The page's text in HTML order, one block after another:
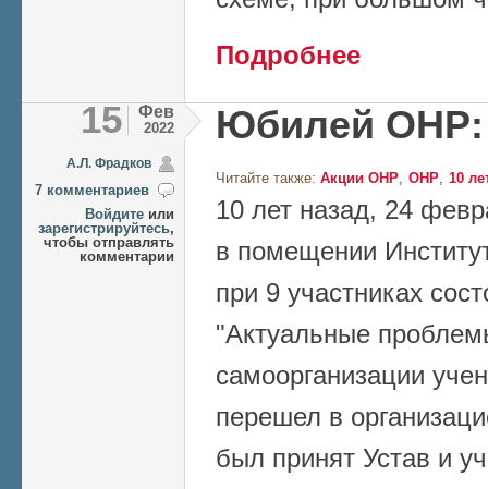
Подробнее
15 Фев
2022
А.Л. Фрадков
7 комментариев
Войдите или
зарегистрируйтесь,
чтобы отправлять
комментарии
Юбилей ОНР:
Читайте также: Акции ОНР ОНР 10
10 лет назад, 24
в помещении
при 9 участниках
"Актуальные
самоорганизации
перешел в
был принят Устав и